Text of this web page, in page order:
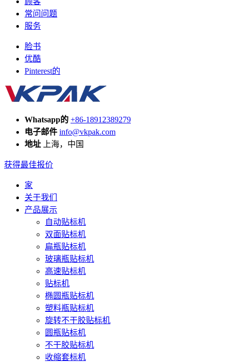
常问问题
服务
脸书
优酷
Pinterest的
Whatsapp的 +86-18912389279
电子邮件 info@vkpak.com
地址 上海，中国
获得最佳报价
家
关于我们
产品展示
自动贴标机
双面贴标机
扁瓶贴标机
玻璃瓶贴标机
高速贴标机
贴标机
椭圆瓶贴标机
塑料瓶贴标机
旋转不干胶贴标机
圆瓶贴标机
不干胶贴标机
收缩套标机